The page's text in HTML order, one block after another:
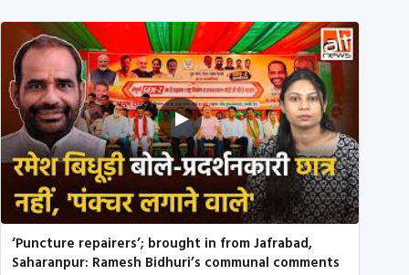
‘Puncture repairers’; brought in from Jafrabad,
Saharanpur: Ramesh Bidhuri’s communal comments